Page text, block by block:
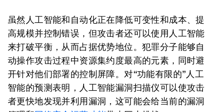
虽然人工智能和自动化正在降低可变性和成本、提
高规模并控制错误，但攻击者还可以使用人工智能
来打破平衡，从而占据优势地位。犯罪分子能够自
动操作攻击过程中资源集约度最高的元素，同时避
开针对他们部署的控制屏障。对“功能有限的”人工
智能的预测表明，人工智能漏洞扫描仪可以使攻击
者更快地发现并利用漏洞，这可能会给当前的漏洞